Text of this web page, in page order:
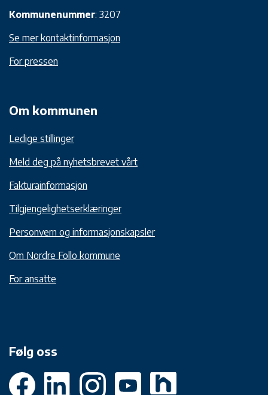
Kommunenummer: 3207
Se mer kontaktinformasjon
For pressen
Om kommunen
Ledige stillinger
Meld deg på nyhetsbrevet vårt
Fakturainformasjon
Tilgjengelighetserklæringer
Personvern og informasjonskapsler
Om Nordre Follo kommune
For ansatte
Følg oss